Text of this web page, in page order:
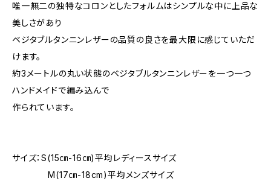
唯一無二の独特なコロンとしたフォルムはシンプルな中に上品な
美しさがあり
ベジタブルタンニンレザーの品質の良さを最大限に感じていただ
けます。
約3メートルの丸い状態のベジタブルタンニンレザーを一つ一つ
ハンドメイドで編み込んで
作られています。
サイズ：S(15㎝-16㎝)平均レディースサイズ
M(17㎝-18cm)平均メンズサイズ